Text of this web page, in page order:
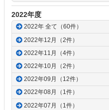
2022年度
2022年 全て（60件）
2022年12月（2件）
2022年11月（4件）
2022年10月（2件）
2022年09月（12件）
2022年08月（1件）
2022年07月（1件）